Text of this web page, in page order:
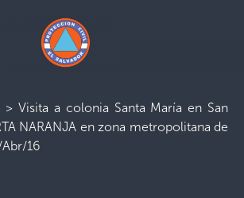
>Visita a colonia Santa María en San
NARANJA en zona metropolitana de
Abr/16